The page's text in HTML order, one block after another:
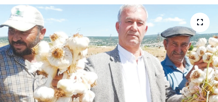
KÜLTÜR - SANAT